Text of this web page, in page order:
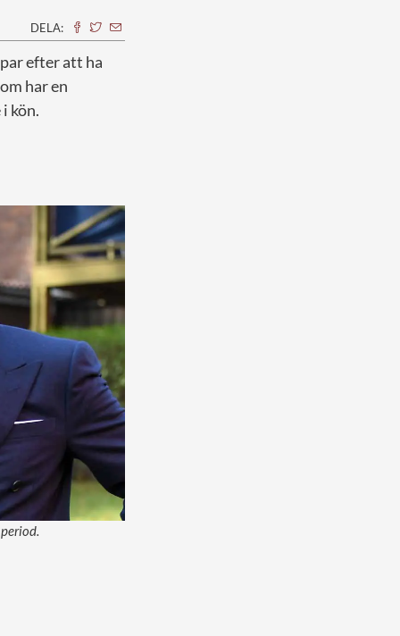
DELA:
efter att ha
har en
kön.